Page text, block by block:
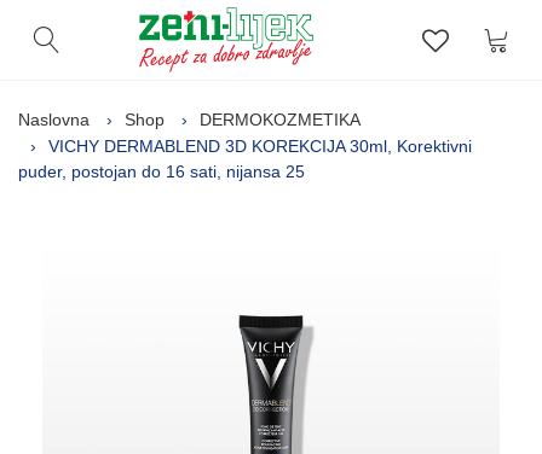
Otvori pretragu Lista
Naslovna Shop
DERMOKOZMETIKA
VICHY DERMABLEND 3D KOREKCIJA 30ml, Korektivni
puder, postojan do 16 sati, nijansa 25